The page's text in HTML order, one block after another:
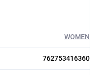
WOMEN
762753416360